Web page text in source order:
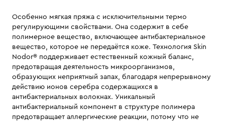
Особенно мягкая пряжа с исключительными термо
регулирующими свойствами. Она содержит в себе
полимерное вещество, включающее антибактериальное
вещество, которое не передаётся коже. Технология Skin
Nodor® поддерживает естественный кожный баланс,
предотвращая деятельность микроорганизмов,
образующих неприятный запах, благодаря непрерывному
действию ионов серебра содержащихся в
антибактериальных волокнах. Уникальный
антибактериальный компонент в структуре полимера
предотвращает аллергические реакции, потому что не